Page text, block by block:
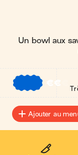
Un bowl aux
€€
Ajouter au